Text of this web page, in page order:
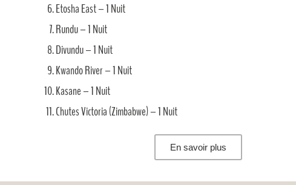
Etosha East – 1 Nuit
Rundu – 1 Nuit
Divundu – 1 Nuit
Kwando River – 1 Nuit
Kasane – 1 Nuit
Chutes Victoria (Zimbabwe) – 1 Nuit
En savoir plus